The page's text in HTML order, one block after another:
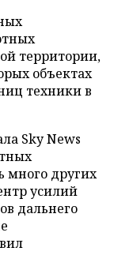
территории,
объектах
техники в
Sky News
много других
усилий
дальнего